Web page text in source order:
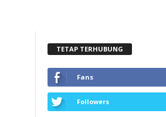
TETAP TERHUBUNG
Fans
Followers